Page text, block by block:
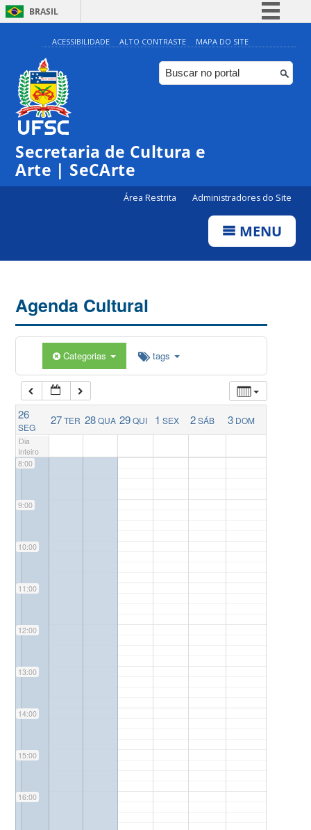
BRASIL
Simplifique!
Comunica BR
Participe
ACESSIBILIDADE ALTO CONTRASTE MAPA DO SITE
Secretaria de Cultura e
Arte | SeCArte
Área Restrita Administradores do Site
MENU
Agenda Cultural
Categorias tags
26
SEG
27TER 28QUA 29QUI 1 SEX 2SÁB 3 DOM
Dia
inteiro
0:00
1:00
5:00
6:00
7:00
8:00
9:00
10:00
11:00
12:00
13:00
14:00
15:00
16:00
Edital
Cultura
2024
Edital
Centr
o de
Cultur
◤Edital
Cultura
2024
Cultura
2024